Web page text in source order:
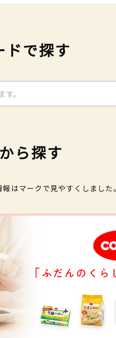
ドで探す
ら探す
はマークで見やすくしまし